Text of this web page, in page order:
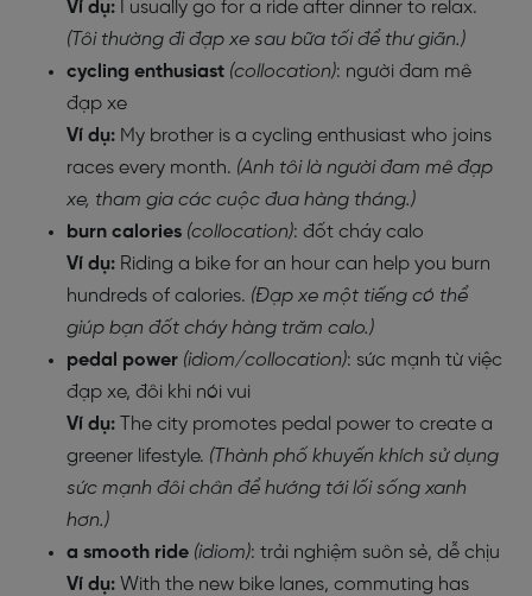
Ví dụ: I usually go for a ride after dinner to relax.
(Tôi thường đi đạp xe sau bữa tối để thư giãn.)
cycling enthusiast (collocation): người đam mê
đạp xe
Ví dụ: My brother is a cycling enthusiast who joins
races every month. (Anh tôi là người đam mê đạp
xe, tham gia các cuộc đua hàng tháng.)
burn calories (collocation): đốt cháy calo
Ví dụ: Riding a bike for an hour can help you burn
hundreds of calories. (Đạp xe một tiếng có thể
giúp bạn đốt cháy hàng trăm calo.)
pedal power (idiom/collocation): sức mạnh từ việc
đạp xe, đôi khi nói vui
Ví dụ: The city promotes pedal power to create a
greener lifestyle. (Thành phố khuyến khích sử dụng
sức mạnh đôi chân để hướng tới lối sống xanh
hơn.)
a smooth ride (idiom): trải nghiệm suôn sẻ, dễ chịu
Ví dụ: With the new bike lanes, commuting has